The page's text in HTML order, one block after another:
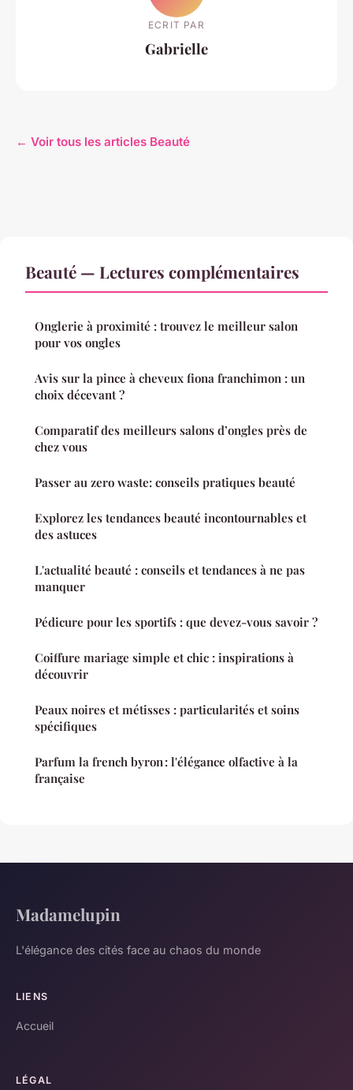
ECRIT PAR
Gabrielle
← Voir tous les articles Beauté
Beauté — Lectures complémentaires
Onglerie à proximité : trouvez le meilleur salon
pour vos ongles
Avis sur la pince à cheveux fiona franchimon : un
choix décevant ?
Comparatif des meilleurs salons d’ongles près de
chez vous
Passer au zero waste: conseils pratiques beauté
Explorez les tendances beauté incontournables et
des astuces
L'actualité beauté : conseils et tendances à ne pas
manquer
Pédicure pour les sportifs : que devez-vous savoir ?
Coiffure mariage simple et chic : inspirations à
découvrir
Peaux noires et métisses : particularités et soins
spécifiques
Parfum la french byron : l'élégance olfactive à la
française
Madamelupin
L'élégance des cités face au chaos du monde
LIENS
Accueil
LÉGAL